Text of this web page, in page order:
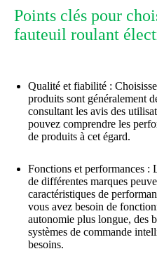
Points clés pour
fauteuil roulant
Qualité et fiabilité :
produits sont généralement
consultant les avis des
pouvez comprendre les
de produits à cet égard.
Fonctions et performances :
de différentes marques
caractéristiques de
vous avez besoin de
autonomie plus longue, des
systèmes de commande
besoins.